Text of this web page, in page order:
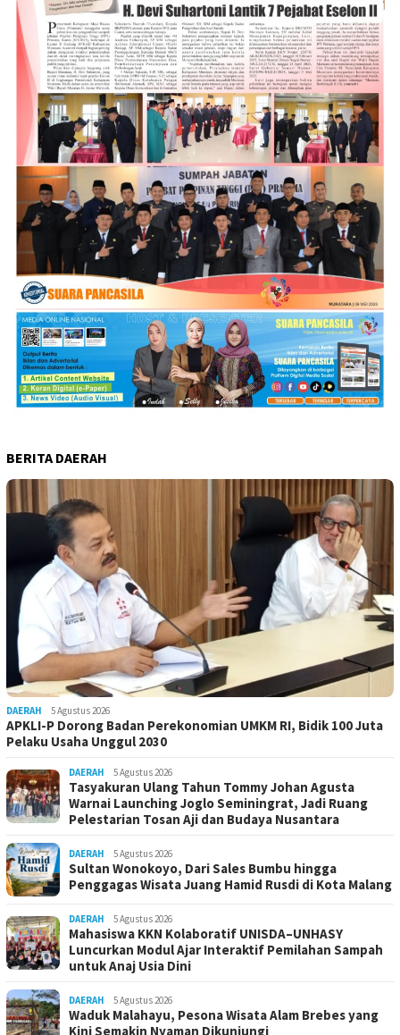
BERITA DAERAH
DAERAH 5 Agustus 2026
APKLI-P Dorong Badan Perekonomian UMKM RI, Bidik 100 Juta
Pelaku Usaha Unggul 2030
DAERAH 5 Agustus 2026
Tasyakuran Ulang Tahun Tommy Johan Agusta
Warnai Launching Joglo Seminingrat, Jadi Ruang
Pelestarian Tosan Aji dan Budaya Nusantara
DAERAH 5 Agustus 2026
Sultan Wonokoyo, Dari Sales Bumbu hingga
Penggagas Wisata Juang Hamid Rusdi di Kota Malang
DAERAH 5 Agustus 2026
Mahasiswa KKN Kolaboratif UNISDA–UNHASY
Luncurkan Modul Ajar Interaktif Pemilahan Sampah
untuk Anaj Usia Dini
DAERAH 5 Agustus 2026
Waduk Malahayu, Pesona Wisata Alam Brebes yang
Kini Semakin Nyaman Dikunjungi